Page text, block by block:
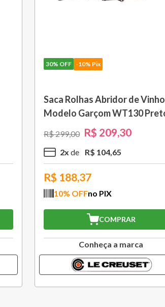
30% OFF -10% Pix
Grelha Quadrada Non Stick 28
cm Le Creuset
R$1.359,00 R$ 951,30
9x R$ 105 70
R$ 856,17
10% OFFno PIX
COMPRAR
Conheça a marca